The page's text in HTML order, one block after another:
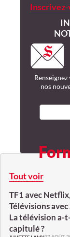
Inscrivez-
nos
Tout voir
TF1 avec
Télévisions
La télévision a-
capitulé ?